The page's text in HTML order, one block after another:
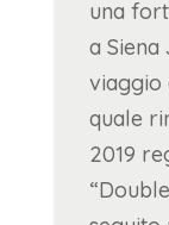
una
a
viaggio
quale
2019